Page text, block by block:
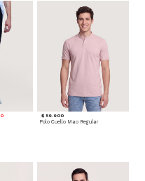
$ 59.900
Polo Cuello Mao Regular